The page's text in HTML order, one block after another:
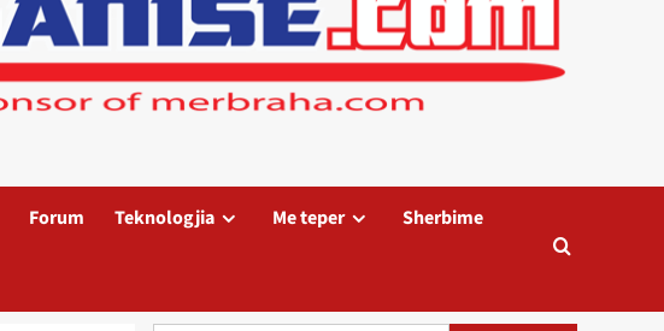
Forum Teknologjia Me teper Sherbime